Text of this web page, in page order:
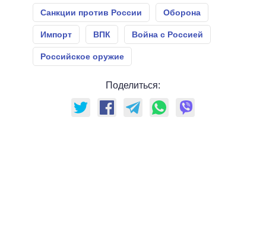
Санкции против России Оборона
Импорт ВПК Война с Россией
Российское оружие
Поделиться: